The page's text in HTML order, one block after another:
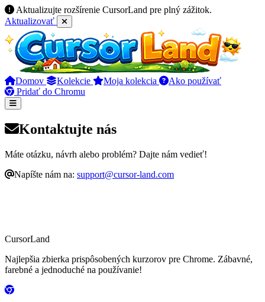
Aktualizujte rozšírenie CursorLand pre plný zážitok.
Aktualizovať
Domov Kolekcie Moja kolekcia
Ako používať
Pridať do Chromu
Kontaktujte nás
Máte otázku, návrh alebo problém? Dajte nám vedieť!
Napíšte nám na: support@cursor-land.com
CursorLand
Najlepšia zbierka prispôsobených kurzorov pre Chrome. Zábavné,
farebné a jednoduché na používanie!